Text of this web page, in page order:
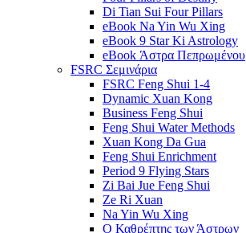
Di Tian Sui Four Pillars
eBook Na Yin Wu Xing
eBook 9 Star Ki Astrology
eBook Άστρα Πεπρωμένου
FSRC Σεμινάρια
FSRC Feng Shui 1-4
Dynamic Xuan Kong
Business Feng Shui
Feng Shui Water Methods
Xuan Kong Da Gua
Feng Shui Enrichment
Period 9 Flying Stars
Zi Bai Jue Feng Shui
Ze Ri Xuan
Na Yin Wu Xing
Ο Καθρέπτης των Άστρων